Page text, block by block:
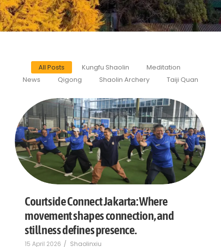
All Posts Kungfu Shaolin
Meditation
News
Qigong Shaolin Archery Taiji Quan
Courtside Connect Jakarta: Where
movement shapes connection, and
stillness defines presence.
15 April 2026 / Shaolinxiu